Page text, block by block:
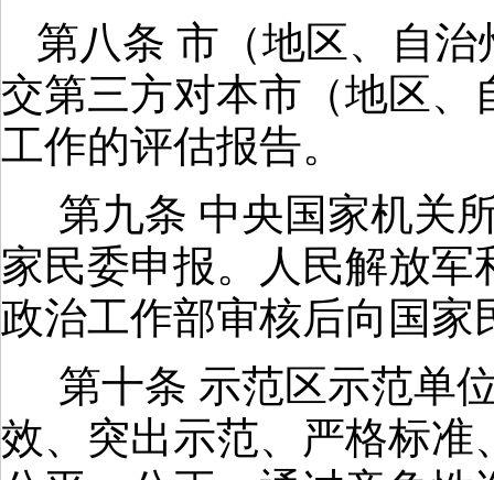
第八条 市（地区、自
交第三方对本市（地区
工作的评估报告。
第九条 中央国家机关
家民委申报。人民解放
政治工作部审核后向国家
第十条 示范区示范单
效、突出示范、严格标